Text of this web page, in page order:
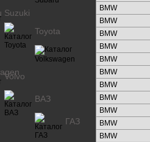
BMW
BMW
BMW
BMW
BMW
BMW
BMW
BMW
BMW
BMW
BMW
Suzuki
Toyota
Volvo
ВАЗ
ГАЗ